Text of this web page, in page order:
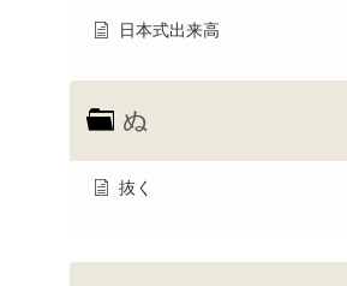
日本式出来高
ぬ
抜く